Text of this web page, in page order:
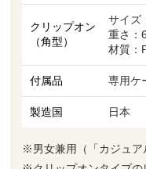
クリップオン
（角型）
サイズ
重さ：
材質：
付属品 専用ケ
製造国 日本
※男女兼用（「カジュア